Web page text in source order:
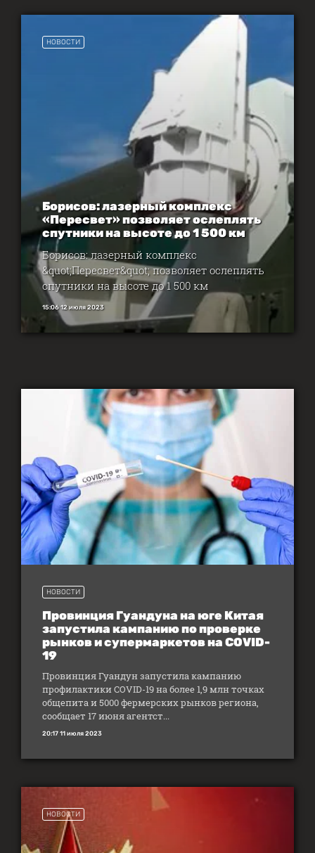
НОВОСТИ
Борисов: лазерный комплекс
«Пересвет» позволяет ослеплять
спутники на высоте до 1 500 км
Борисов: лазерный комплекс
&quot;Пересвет&quot; позволяет ослеплять
спутники на высоте до 1 500 км
15:06 12 июля 2023
НОВОСТИ
Провинция Гуандуна на юге Китая
запустила кампанию по проверке
рынков и супермаркетов на COVID-
19
Провинция Гуандун запустила кампанию
профилактики COVID-19 на более 1,9 млн точках
общепита и 5000 фермерских рынков региона,
сообщает 17 июня агентст...
20:17 11 июля 2023
НОВОСТИ